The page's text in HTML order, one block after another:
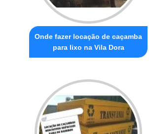
Onde fazer locação de caçamba
para lixo na Vila Dora